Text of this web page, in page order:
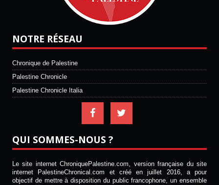
NOTRE RÉSEAU
Chronique de Palestine
Palestine Chronicle
Palestine Chronicle Italia
QUI SOMMES-NOUS ?
Le site internet ChroniquePalestine.com, version française du site
internet PalestineChronical.com et créé en juillet 2016, a pour
objectif de mettre à disposition du public francophone, un ensemble